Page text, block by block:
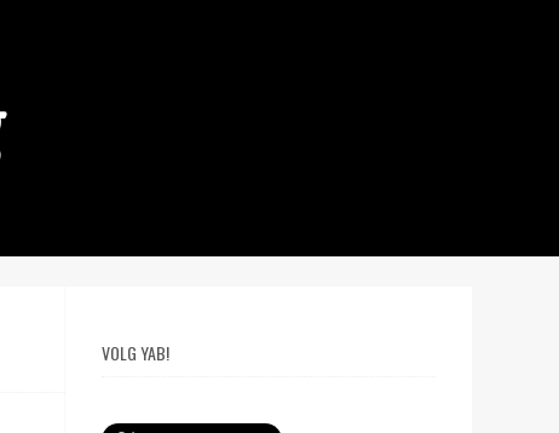
VOLG YAB!